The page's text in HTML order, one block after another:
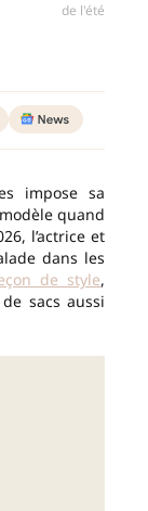
de l'été
impose sa
quand
l’actrice et
dans les
de style,
sacs aussi